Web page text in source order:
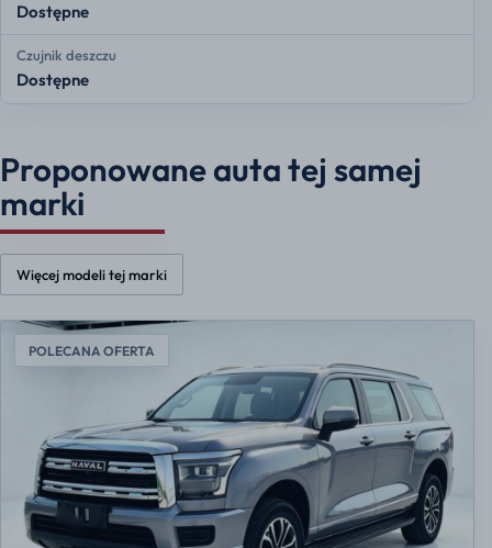
Dostępne
Czujnik deszczu
Dostępne
Proponowane auta tej samej
marki
Więcej modeli tej marki
POLECANA OFERTA